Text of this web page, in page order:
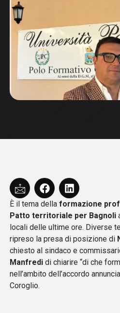
È il tema della formazione
Patto territoriale per Bagnoli
locali delle ultime ore. Diverse
ripreso la presa di posizione di
chiesto al sindaco e
Manfredi di chiarire “di che
nell’ambito dell’accordo
Coroglio.